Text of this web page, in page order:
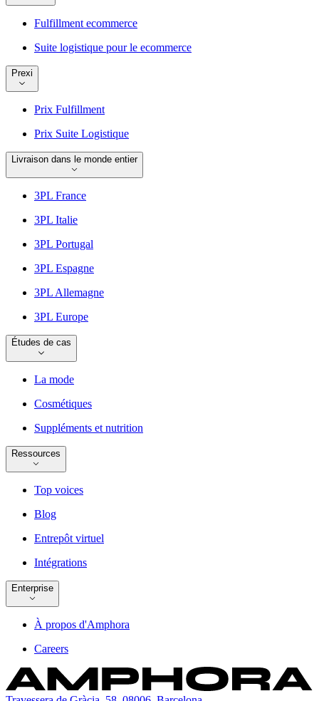
Fulfillment ecommerce
Suite logistique pour le ecommerce
Prexi
Prix Fulfillment
Prix Suite Logistique
Livraison dans le monde entier
3PL France
3PL Italie
3PL Portugal
3PL Espagne
3PL Allemagne
3PL Europe
Études de cas
La mode
Cosmétiques
Suppléments et nutrition
Ressources
Top voices
Blog
Entrepôt virtuel
Intégrations
Enterprise
À propos d'Amphora
Careers